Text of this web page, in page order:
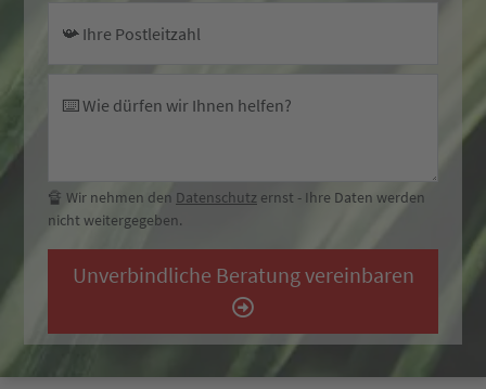
📯 Ihre Postleitzahl
⌨️ Wie dürfen wir Ihnen helfen?
🔏 Wir nehmen den Datenschutz ernst - Ihre Daten werden
nicht weitergegeben.